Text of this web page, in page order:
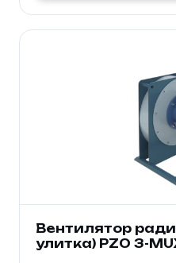
Вентилятор
улитка) PZO 3-